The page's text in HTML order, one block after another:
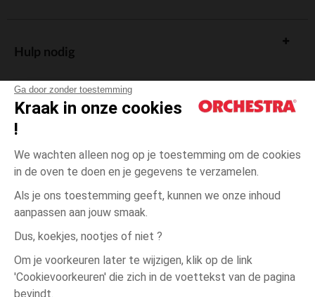
Ga door zonder toestemming
Kraak in onze cookies
!
We wachten alleen nog op je toestemming om de cookies
in de oven te doen en je gegevens te verzamelen.
Als je ons toestemming geeft, kunnen we onze inhoud
aanpassen aan jouw smaak.
Dus, koekjes, nootjes of niet ?
Om je voorkeuren later te wijzigen, klik op de link
'Cookievoorkeuren' die zich in de voettekst van de pagina
bevindt.
Ecru Ecru
17-
Hulp nodig
Algemene verkoopsvoorwaarden
Wettelijke bepalingen
Persoonsgegevens